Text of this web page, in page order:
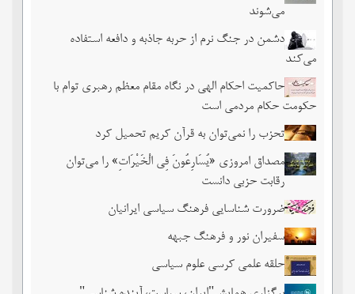
می‌شوند
دشمن در جنگ نرم از حربه جاذبه و دافعه استفاده
می‌کند
حاکمیت احکام الهی در نگاه مقام معظم رهبری توام با
حکومت حکام مردمی است
تحزب را نمی‌توان به قرآن کریم تحمیل کرد
مصداق امروزی «یُسَارِعُونَ فِی الْخَیْرَاتِ» را می‌توان
رقابت حزبی دانست
ضرورت شناسایی فرهنگ سیاسی ایرانیان
سفیران نور و فرهنگ جبهه
حلقه علمی کرسی علوم سیاسی